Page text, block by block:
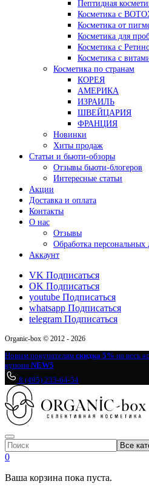
Пептидная
Косметика с
Косметика от
Косметика для
Косметика с
Косметика с
Косметика по странам
КОРЕЯ
АМЕРИКА
ИЗРАИЛЬ
ШВЕЙЦАРИЯ
ФРАНЦИЯ
Новинки
Хиты продаж
Статьи и бьюти-обзоры
Отзывы бьюти-блогеров
Интересные статьи
Акции
Доставка и оплата
Контакты
О нас
Отзывы
Обработка персональных
Аккаунт
VK Подписаться
OK Подписаться
youtube Подписаться
whatsapp Подписаться
telegram Подписаться
Organic-box © 2012 - 2026
Новым покупателям скидка 5% на весь
купона NEW5
8 (495) 233-64-54
0
Ваша корзина пока пуста.